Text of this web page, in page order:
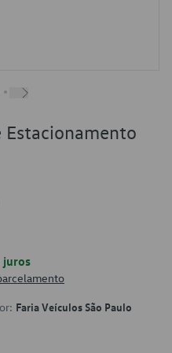
Estacionamento
juros
Faria Veículos São Paulo